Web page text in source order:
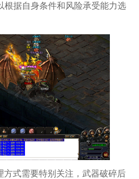
根据自身条件和风险承受能力选
方式需要特别关注，武器破碎后